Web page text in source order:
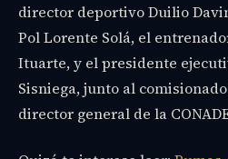
director deportivo Duilio
Pol Lorente Solá, el
Ituarte, y el presidente
Sisniega, junto al
director general de la